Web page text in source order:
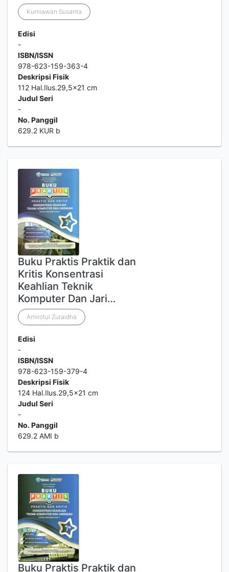
Kurniawan Susanta
Edisi
-
ISBN/ISSN
978-623-159-363-4
Deskripsi Fisik
112 Hal.Ilus.29,5x21 cm
Judul Seri
-
No. Panggil
629.2 KUR b
Buku Praktis Praktik dan
Kritis Konsentrasi
Keahlian Teknik
Komputer Dan Jari…
Amirotul Zuraidha
Edisi
-
ISBN/ISSN
978-623-159-379-4
Deskripsi Fisik
124 Hal.Ilus.29,5x21 cm
Judul Seri
-
No. Panggil
629.2 AMI b
Buku Praktis Praktik dan